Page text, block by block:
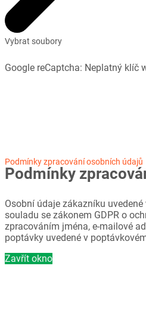
Vybrat soubory
Google reCaptcha: Neplatný klíč
Podmínky zpracování osobních údajů
Podmínky
Osobní údaje zákazníku
souladu se zákonem GDPR o
zpracováním jména, e-mailové
poptávky uvedené v
Zavřít okno